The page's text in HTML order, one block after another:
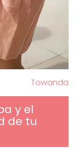
Towanda
y el
de tu
la cosmética
desde las
diaria